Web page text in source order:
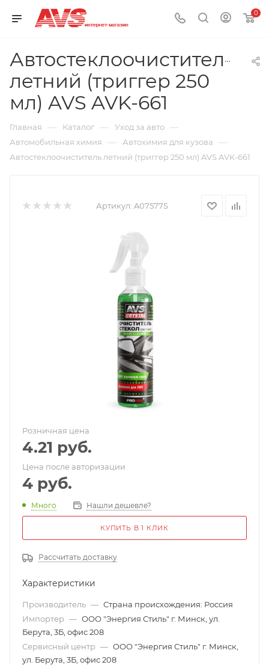
0
Автостеклоочиститель
летний (триггер 250
мл) AVS AVK-661
Главная — Каталог — Уход за авто —
Автомобильная химия — Автохимия для кузова —
Автостеклоочиститель летний (триггер 250 мл) AVS AVK-661
Артикул: A07577S
Розничная цена
4.21 руб.
Цена после авторизации
4 руб.
Много Нашли дешевле?
КУПИТЬ В 1 КЛИК
Рассчитать доставку
Характеристики
Производитель — Страна происхождения: Россия
Импортер — ООО "Энергия Стиль" г. Минск, ул.
Берута, 3Б, офис 208
Сервисный центр — ООО "Энергия Стиль" г. Минск,
ул. Берута, 3Б, офис 208